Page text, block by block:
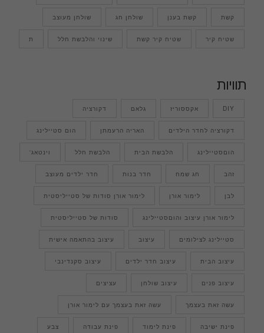
קשת קשת בענן שולחן חג שולחן מעוצב
שטיח קיר שטיח קיר קשת שינוי והלבשת חלל ת
תוויות
DIY אקססוריז גלאם דקורציה
דקורציה לחדר הילדים האריה הרעמתן הום סטיילינג
הוםסטיילינג הלבשת הבית הלבשת חלל וינטאג'
זהב חג שמח חדר בנות חדר ילדים מעוצב
לבן לימור אורן לימור אורן סודות של סטייליסטית
לימור אורן עיצוב והוםסטיילינג סודות של סטייליסטית
סטיילינג לצילומים עיצוב עיצוב בהתאמה אישית
עיצוב הבית עיצוב חדר ילדים עיצוב סקנדינבי
עיצוב פנים עיצוב שולחן עציצים
עשה זאת בעצמך עשה זאת בעצמך עם לימור אורן
פינת ישיבה פינת לימוד פינת עבודה צבע